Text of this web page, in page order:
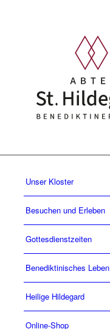
Unser Kloster
Besuchen und Erleben
Gottesdienstzeiten
Benediktinisches Leben
Heilige Hildegard
Online-Shop